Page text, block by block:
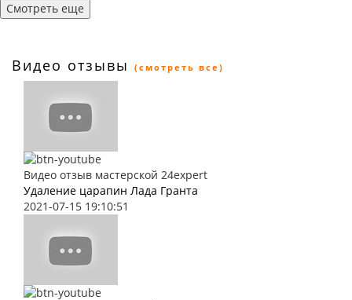
Смотреть еще
Видео отзывы (смотреть все)
Видео отзыв мастерской 24expert
Удаление царапин Лада Гранта
2021-07-15 19:10:51